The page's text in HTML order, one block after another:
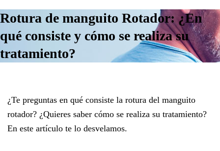
Rotura de manguito Rotador: ¿En
qué consiste y cómo se realiza su
tratamiento?
¿Te preguntas en qué consiste la rotura del manguito
rotador? ¿Quieres saber cómo se realiza su tratamiento?
En este artículo te lo desvelamos.